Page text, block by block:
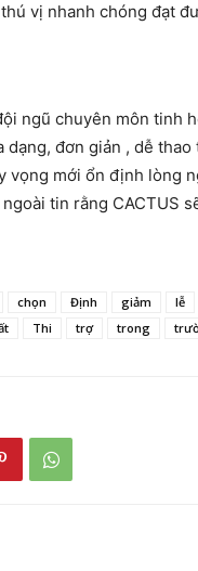
vị nhanh chóng đạt
ngũ chuyên môn tinh
dạng, đơn giản , dễ
vọng mới ổn định lòng
tin rằng CACTUS
chọn Định giảm lễ
Thi trợ trong